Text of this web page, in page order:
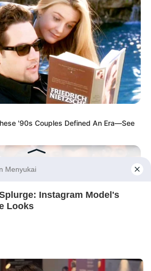
'90s Couples Defined An Era—See